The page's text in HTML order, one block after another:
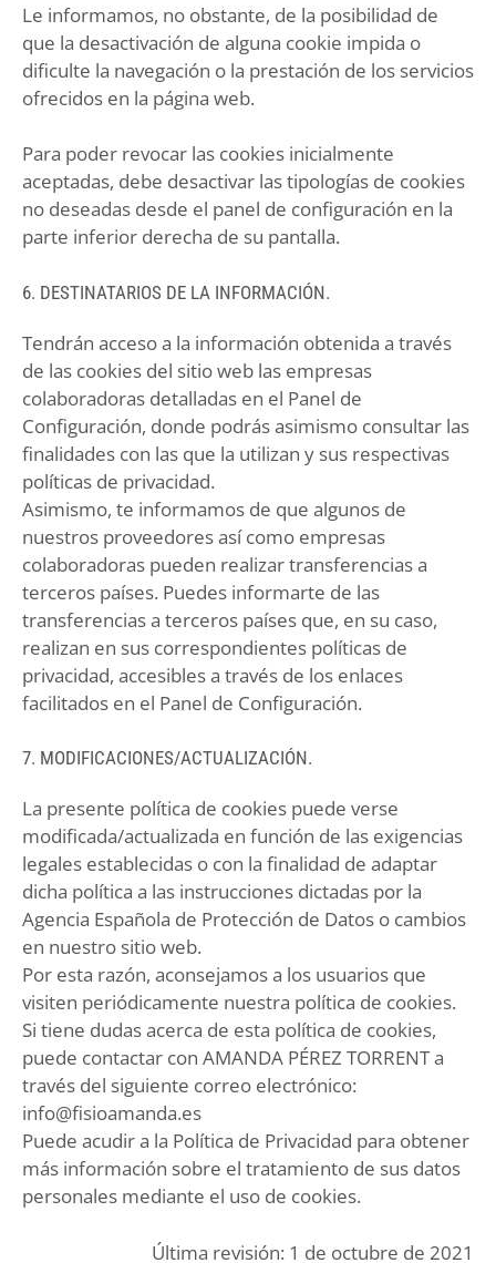
Le informamos, no obstante, de la posibilidad de
que la desactivación de alguna cookie impida o
dificulte la navegación o la prestación de los servicios
ofrecidos en la página web.
Para poder revocar las cookies inicialmente
aceptadas, debe desactivar las tipologías de cookies
no deseadas desde el panel de configuración en la
parte inferior derecha de su pantalla.
6. DESTINATARIOS DE LA INFORMACIÓN.
Tendrán acceso a la información obtenida a través
de las cookies del sitio web las empresas
colaboradoras detalladas en el Panel de
Configuración, donde podrás asimismo consultar las
finalidades con las que la utilizan y sus respectivas
políticas de privacidad.
Asimismo, te informamos de que algunos de
nuestros proveedores así como empresas
colaboradoras pueden realizar transferencias a
terceros países. Puedes informarte de las
transferencias a terceros países que, en su caso,
realizan en sus correspondientes políticas de
privacidad, accesibles a través de los enlaces
facilitados en el Panel de Configuración.
7. MODIFICACIONES/ACTUALIZACIÓN.
La presente política de cookies puede verse
modificada/actualizada en función de las exigencias
legales establecidas o con la finalidad de adaptar
dicha política a las instrucciones dictadas por la
Agencia Española de Protección de Datos o cambios
en nuestro sitio web.
Por esta razón, aconsejamos a los usuarios que
visiten periódicamente nuestra política de cookies.
Si tiene dudas acerca de esta política de cookies,
puede contactar con AMANDA PÉREZ TORRENT a
través del siguiente correo electrónico:
info@fisioamanda.es
Puede acudir a la Política de Privacidad para obtener
más información sobre el tratamiento de sus datos
personales mediante el uso de cookies.
Última revisión: 1 de octubre de 2021